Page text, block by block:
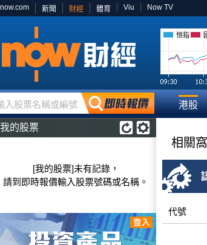
now.com 新聞 財經 體育 Viu Now TV
恒指
入股票名稱或編號 港股
我的股票
[我的股票]未有記錄，
請到即時報價輸入股票號碼或名稱。
相關
代號